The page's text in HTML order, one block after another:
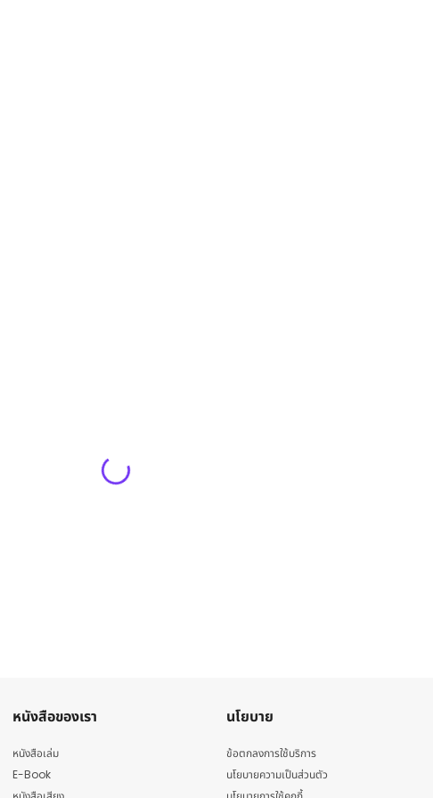
หนังสือของเรา
หนังสือเล่ม
E-Book
นโยบาย
ข้อตกลงการใช้บริการ
นโยบายความเป็นส่วนตัว